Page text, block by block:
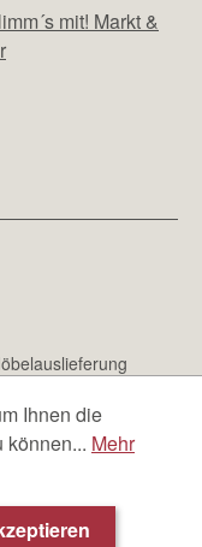
mit! Markt &
Ihnen die
können... Mehr